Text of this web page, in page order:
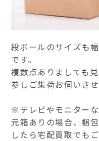
段ボールのサイズも
です。
複数点ありましても
参しご集荷お伺いさせ
※テレビやモニター
元箱ありの場合、梱
したら宅配買取でも